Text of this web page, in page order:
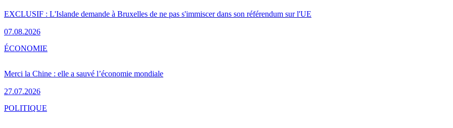
EXCLUSIF : L'Islande demande à Bruxelles de ne pas s'immiscer dans son référendum sur l'UE
07.08.2026
Merci la Chine : elle a sauvé l’économie mondiale
27.07.2026
ÉCONOMIE
POLITIQUE